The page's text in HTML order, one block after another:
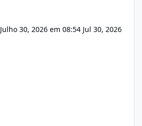
Julho 30, 2026 em 08:54 Jul 30, 2026